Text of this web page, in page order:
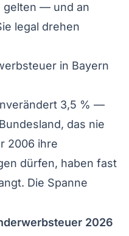
gelten — und an
legal drehen
in Bayern
3,5 % —
das nie
2006 ihre
dürfen, haben fast
Die Spanne
2026